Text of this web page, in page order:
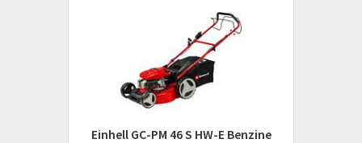
Einhell GC-PM 46 S HW-E Benzine